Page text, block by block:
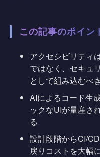
この記事のポイン
アクセシビリティ
ではなく、セキュ
として組み込むべき
AIによるコード生
ックなUIが量産さ
る
設計段階からCI/
戻りコストを大幅